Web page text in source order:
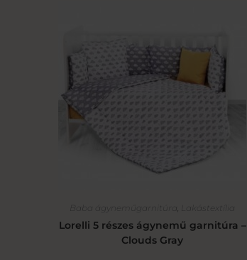
Baba ágyneműgarnitúra, Lakástextília
Lorelli 5 részes ágynemű garnitúra –
Clouds Gray